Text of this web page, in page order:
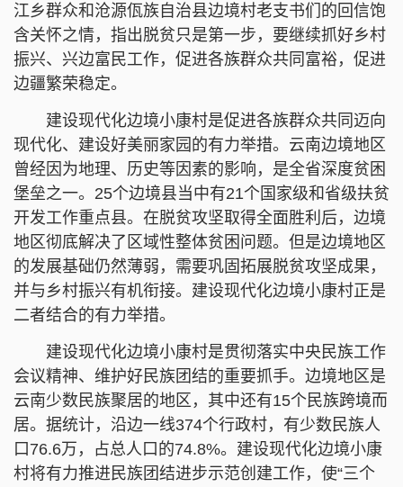
江乡群众和沧源佤族自治县边境村老支书们的回信饱
含关怀之情，指出脱贫只是第一步，要继续抓好乡村
振兴、兴边富民工作，促进各族群众共同富裕，促进
边疆繁荣稳定。
建设现代化边境小康村是促进各族群众共同迈向
现代化、建设好美丽家园的有力举措。云南边境地区
曾经因为地理、历史等因素的影响，是全省深度贫困
堡垒之一。25个边境县当中有21个国家级和省级扶贫
开发工作重点县。在脱贫攻坚取得全面胜利后，边境
地区彻底解决了区域性整体贫困问题。但是边境地区
的发展基础仍然薄弱，需要巩固拓展脱贫攻坚成果，
并与乡村振兴有机衔接。建设现代化边境小康村正是
二者结合的有力举措。
建设现代化边境小康村是贯彻落实中央民族工作
会议精神、维护好民族团结的重要抓手。边境地区是
云南少数民族聚居的地区，其中还有15个民族跨境而
居。据统计，沿边一线374个行政村，有少数民族人
口76.6万，占总人口的74.8%。建设现代化边境小康
村将有力推进民族团结进步示范创建工作，使“三个